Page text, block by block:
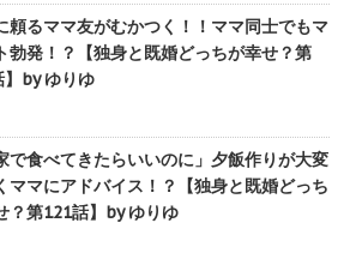
頼るママ友がむかつく！！ママ同士でもマ
勃発！？【独身と既婚どっちが幸せ？第
】by ゆりゆ
で食べてきたらいいのに」夕飯作りが大変
ママにアドバイス！？【独身と既婚どっち
？第121話】by ゆりゆ